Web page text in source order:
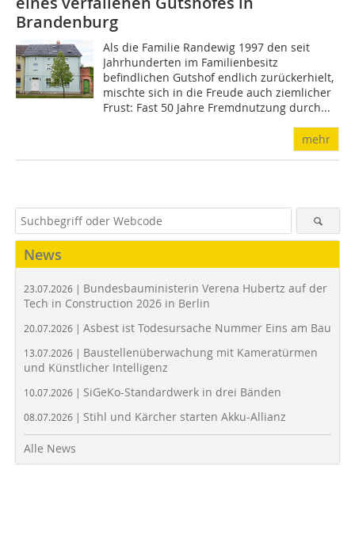
Brandenburg
Als die Familie Randewig 1997 den seit
Jahrhunderten im Familienbesitz
befindlichen Gutshof endlich zurückerhielt,
mischte sich in die Freude auch ziemlicher
Frust: Fast 50 Jahre Fremdnutzung durch...
mehr
News
23.07.2026 | Bundesbauministerin Verena Hubertz auf der
Tech in Construction 2026 in Berlin
20.07.2026 | Asbest ist Todesursache Nummer Eins am Bau
13.07.2026 | Baustellenüberwachung mit Kameratürmen
und Künstlicher Intelligenz
10.07.2026 | SiGeKo-Standardwerk in drei Bänden
08.07.2026 | Stihl und Kärcher starten Akku-Allianz
Alle News